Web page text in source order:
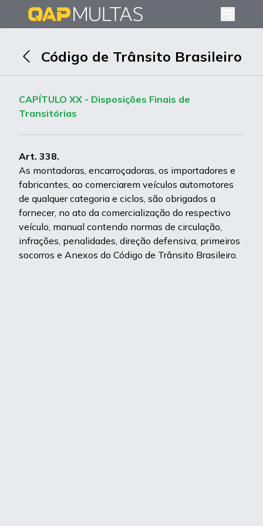
Código de Trânsito Brasileiro
CAPÍTULO XX - Disposições Finais de
Transitórias
Art. 338.
As montadoras, encarroçadoras, os importadores e
fabricantes, ao comerciarem veículos automotores
de qualquer categoria e ciclos, são obrigados a
fornecer, no ato da comercialização do respectivo
veículo, manual contendo normas de circulação,
infrações, penalidades, direção defensiva, primeiros
socorros e Anexos do Código de Trânsito Brasileiro.